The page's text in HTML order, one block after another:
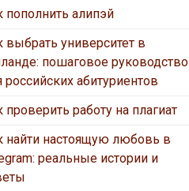
пополнить алипэй
выбрать университет в
пошаговое руководство
российских абитуриентов
проверить работу на плагиат
найти настоящую любовь в
реальные истории и